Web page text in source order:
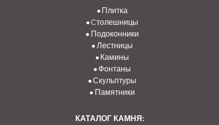
Плитка
Cтолешницы
Подоконники
Лестницы
Камины
Фонтаны
Скульптуры
Памятники
КАТАЛОГ КАМНЯ: